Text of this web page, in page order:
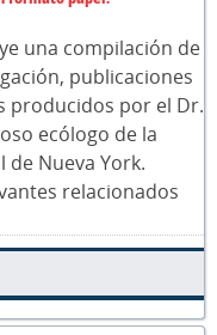
una compilación de
publicaciones
producidos por el Dr.
ecólogo de la
Nueva York.
relacionados